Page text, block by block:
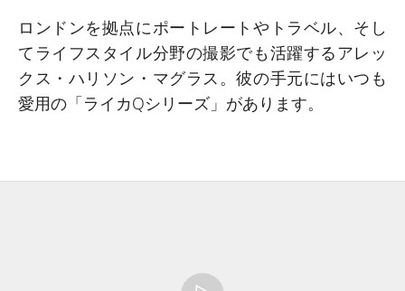
ロンドンを拠点にポートレートやトラベル、そし
てライフスタイル分野の撮影でも活躍するアレッ
クス・ハリソン・マグラス。彼の手元にはいつも
愛用の「ライカQシリーズ」があります。